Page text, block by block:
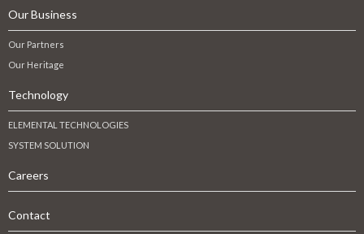
Our Business
Our Partners
Our Heritage
Technology
ELEMENTAL TECHNOLOGIES
SYSTEM SOLUTION
Careers
Contact